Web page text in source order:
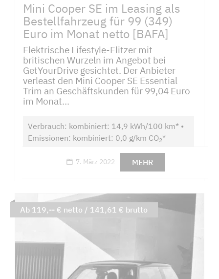
Mini Cooper SE im Leasing als
Bestellfahrzeug für 99 (349)
Euro im Monat netto [BAFA]
Elektrische Lifestyle-Flitzer mit
britischen Wurzeln im Angebot bei
GetYourDrive gesichtet. Der Anbieter
verleast den Mini Cooper SE Essential
Trim an Geschäftskunden für 99,04 Euro
im Monat...
Verbrauch: kombiniert: 14,9 kWh/100 km* •
Emissionen: kombiniert: 0,0 g/km CO2*
7. März 2022 MEHR
Ab 119,-- € netto / 141,61 € brutto